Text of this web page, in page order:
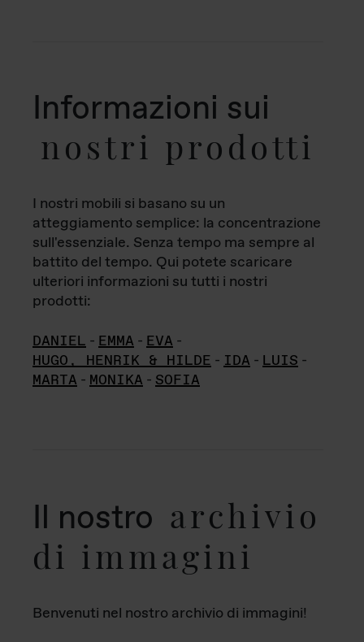
Informazioni sui
nostri prodotti
I nostri mobili si basano su un
atteggiamento semplice: la concentrazione
sull'essenziale. Senza tempo ma sempre al
battito del tempo. Qui potete scaricare
ulteriori informazioni su tutti i nostri
prodotti:
DANIEL - EMMA - EVA -
HUGO, HENRIK & HILDE - IDA - LUIS -
MARTA - MONIKA - SOFIA
Il nostro archivio
di immagini
Benvenuti nel nostro archivio di immagini!